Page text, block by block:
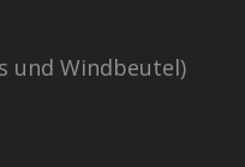
und Windbeutel)